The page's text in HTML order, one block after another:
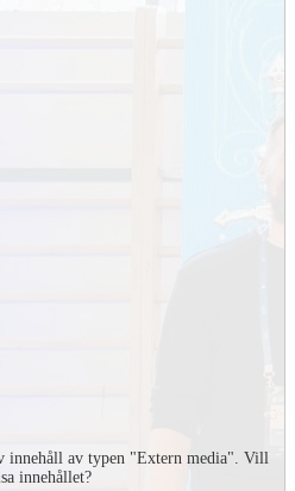
innehåll av typen "Extern media". Vill
innehållet?